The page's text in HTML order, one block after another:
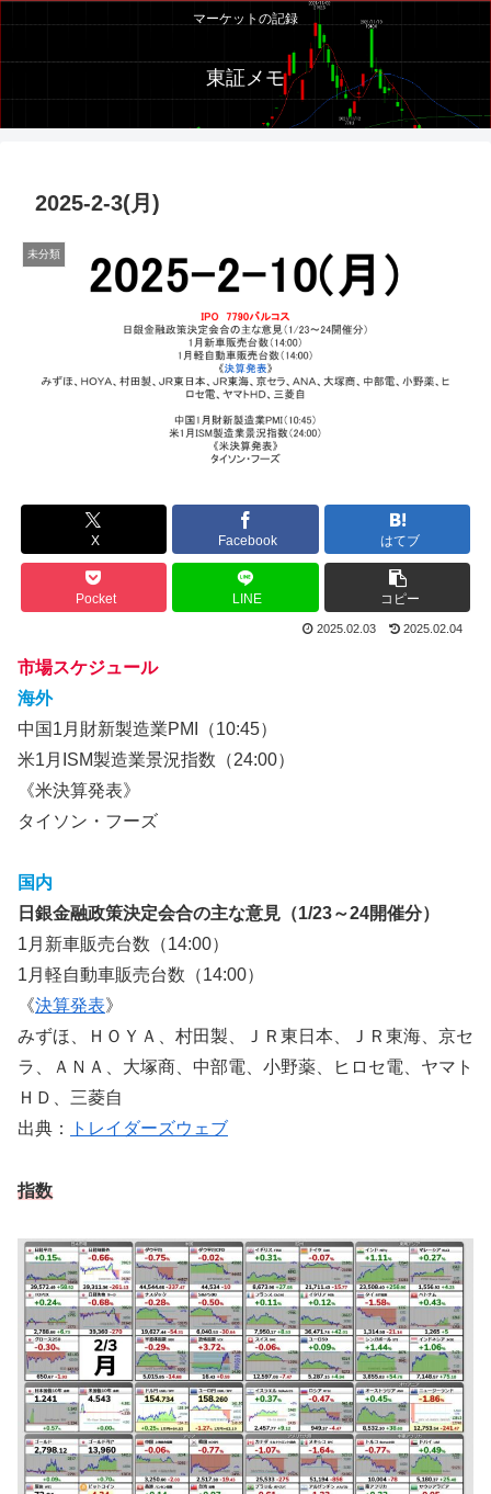
マーケットの記録
東証メモ
2025-2-3(月)
未分類
X Facebook はてブ
Pocket LINE コピー
2025.02.03 2025.02.04
市場スケジュール
海外
中国1月財新製造業PMI（10:45）
米1月ISM製造業景況指数（24:00）
《米決算発表》
タイソン・フーズ
国内
日銀金融政策決定会合の主な意見（1/23～24開催分）
1月新車販売台数（14:00）
1月軽自動車販売台数（14:00）
《決算発表》
みずほ、ＨＯＹＡ、村田製、ＪＲ東日本、ＪＲ東海、京セ
ラ、ＡＮＡ、大塚商、中部電、小野薬、ヒロセ電、ヤマト
ＨＤ、三菱自
出典：
トレイダーズウェブ
指数